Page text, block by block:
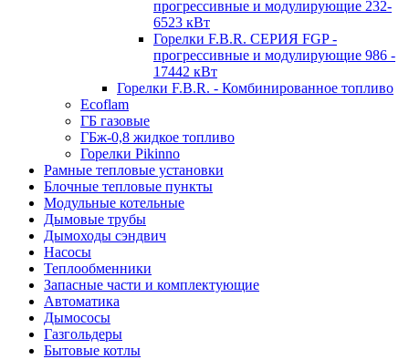
прогрессивные и модулирующие 232-
6523 кВт
Горелки F.B.R. СЕРИЯ FGP -
прогрессивные и модулирующие 986 -
17442 кВт
Горелки F.B.R. - Комбинированное топливо
Ecoflam
ГБ газовые
ГБж-0,8 жидкое топливо
Горелки Pikinno
Рамные тепловые установки
Блочные тепловые пункты
Модульные котельные
Дымовые трубы
Дымоходы сэндвич
Насосы
Теплообменники
Запасные части и комплектующие
Автоматика
Дымососы
Газгольдеры
Бытовые котлы